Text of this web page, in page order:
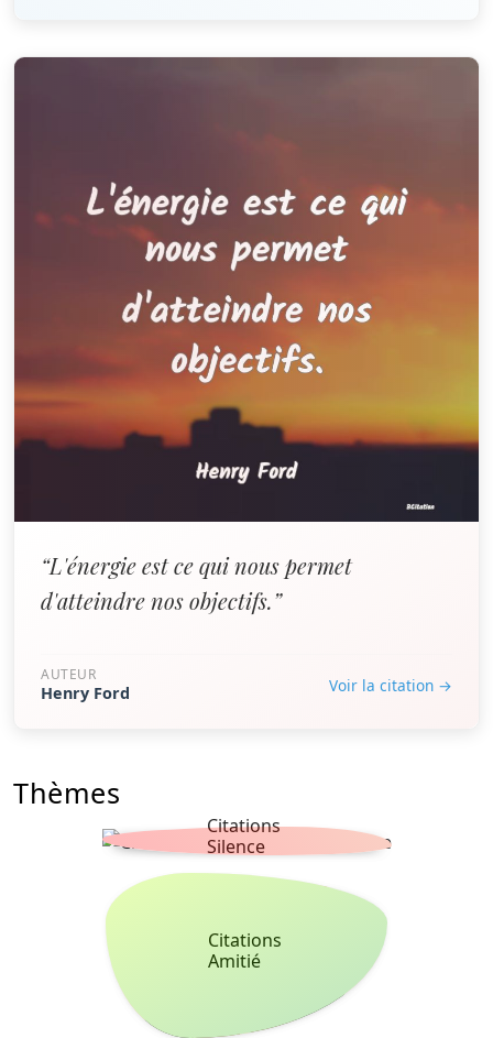
“L'énergie est ce qui nous permet
d'atteindre nos objectifs.”
AUTEUR
Henry Ford Voir la citation →
Thèmes
Citations
Silence
Citations
Amitié